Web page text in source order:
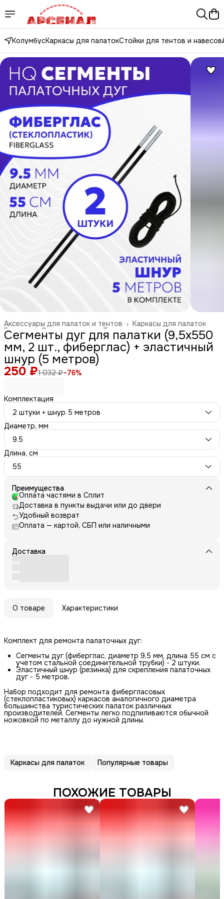
КолумбусКаркасы для палатокСтойки для тентов и навесов
Каркасы для палаток
Аксессуары для палаток и тентов ›
Туризм и отдых на природе ›
Спорт и отдых ›
Главная ›
Сегменты дуг для палатки (9,5х550
мм, 2 шт., фиберглас) + эластичный
шнур (5 метров)
250 ₽1 032 ₽−76%
Комплектация
2 штуки + шнур 5 метров
Диаметр, мм
9.5
Длина, см
55
Преимущества
Оплата частями в Сплит
Доставка в пункты выдачи или до двери
Удобный возврат
Оплата — картой, СБП или наличными
Доставка
О товаре Характеристики
Комплект для ремонта палаточных дуг:
Сегменты дуг (фиберглас, диаметр 9,5 мм, длина 55 см с
учётом стальной соединительной трубки) - 2 штуки.
Эластичный шнур (резинка) для скрепления палаточных
дуг - 5 метров.
Набор подходит для ремонта фибергласовых
(стеклопластиковых) каркасов аналогичного диаметра
большинства туристических палаток различных
производителей. Сегменты легко подпиливаются обычной
ножовкой по металлу до нужной длины.
Каркасы для палаток Популярные товары
ПОХОЖИЕ ТОВАРЫ